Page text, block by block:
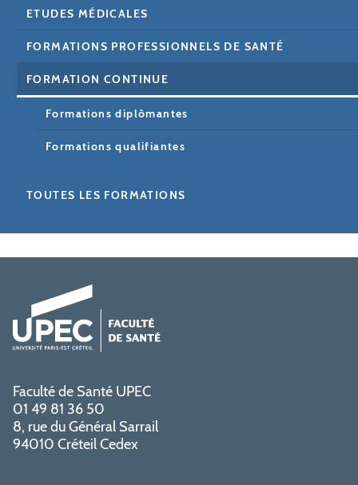
ETUDES MÉDICALES
FORMATIONS PROFESSIONNELS DE SANTÉ
FORMATION CONTINUE
Formations diplômantes
Formations qualifiantes
TOUTES LES FORMATIONS
Faculté de Santé UPEC
01 49 81 36 50
8, rue du Général Sarrail
94010 Créteil Cedex